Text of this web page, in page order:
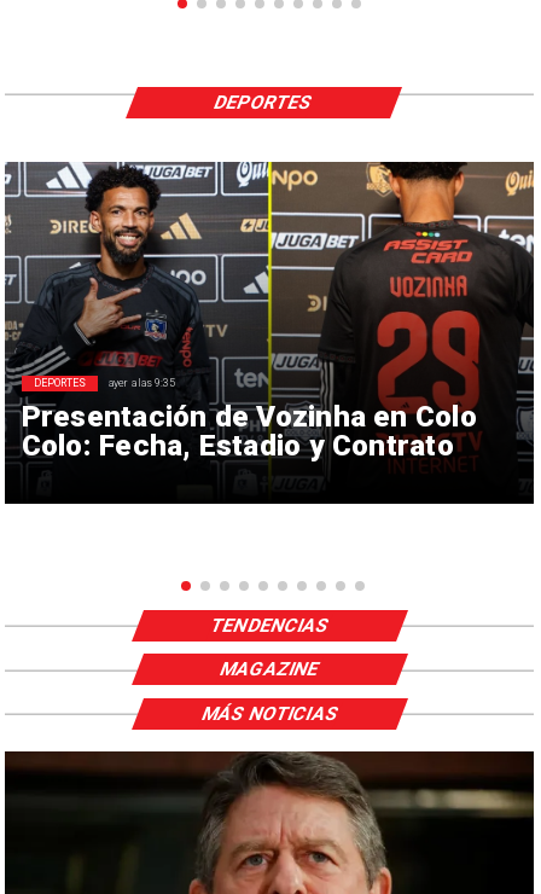
Presentación de Vozinha en Colo
Colo: Fecha, Estadio y Contrato
DEPORTES ayer a las 9:35
DEPORTES
TENDENCIAS
MAGAZINE
MÁS NOTICIAS